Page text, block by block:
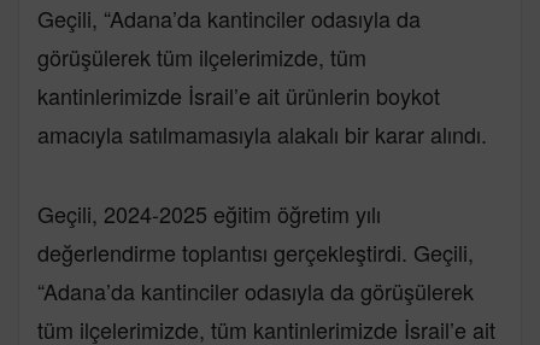
Geçili, “Adana’da kantinciler odasıyla da
görüşülerek tüm ilçelerimizde, tüm
kantinlerimizde İsrail’e ait ürünlerin boykot
amacıyla satılmamasıyla alakalı bir karar alındı.
Geçili, 2024-2025 eğitim öğretim yılı
değerlendirme toplantısı gerçekleştirdi. Geçili,
“Adana’da kantinciler odasıyla da görüşülerek
tüm ilçelerimizde, tüm kantinlerimizde İsrail’e ait